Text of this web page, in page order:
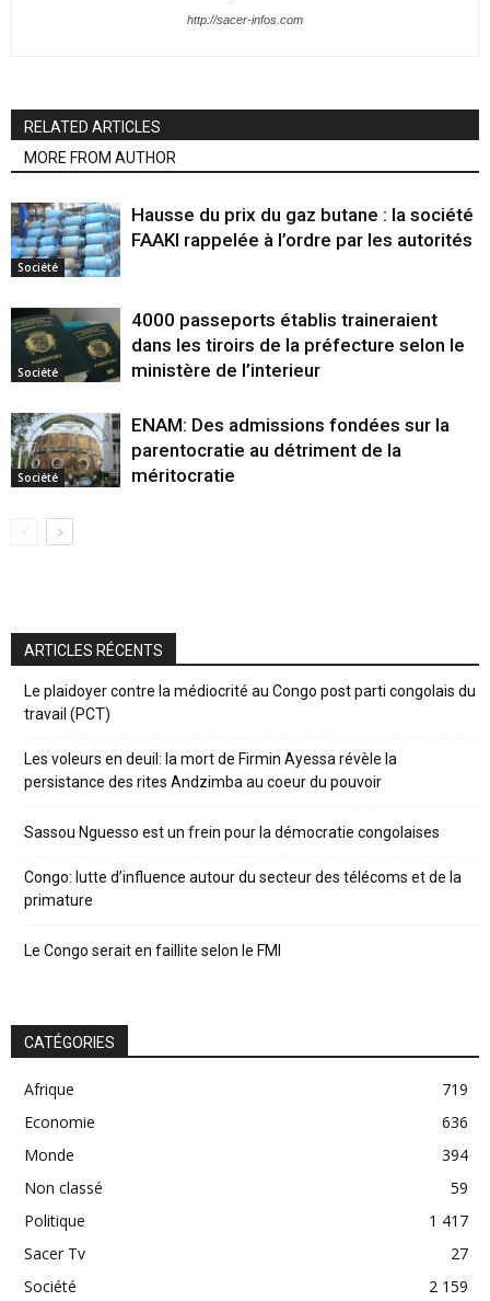
http://sacer-infos.com
RELATED ARTICLES
MORE FROM AUTHOR
Société
Hausse du prix du gaz butane : la société
FAAKI rappelée à l’ordre par les autorités
Société
4000 passeports établis traineraient
dans les tiroirs de la préfecture selon le
ministère de l’interieur
Société
ENAM: Des admissions fondées sur la
parentocratie au détriment de la
méritocratie
ARTICLES RÉCENTS
Le plaidoyer contre la médiocrité au Congo post parti congolais du
travail (PCT)
Les voleurs en deuil: la mort de Firmin Ayessa révèle la
persistance des rites Andzimba au coeur du pouvoir
Sassou Nguesso est un frein pour la démocratie congolaises
Congo: lutte d’influence autour du secteur des télécoms et de la
primature
Le Congo serait en faillite selon le FMI
CATÉGORIES
Afrique
719
Economie
636
Monde
394
Non classé
59
Politique
1 417
Sacer Tv
27
Société
2 159